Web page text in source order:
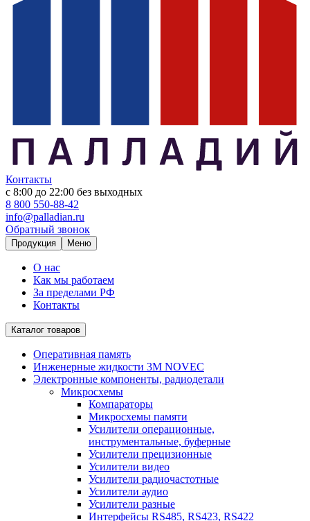
Контакты
с 8:00 до 22:00 без выходных
8 800 550-88-42
info@palladian.ru
Обратный звонок
Продукция Меню
О нас
Как мы работаем
За пределами РФ
Контакты
Каталог товаров
Оперативная память
Инженерные жидкости 3M NOVEC
Электронные компоненты, радиодетали
Микросхемы
Компараторы
Микросхемы памяти
Усилители операционные,
инструментальные, буферные
Усилители прецизионные
Усилители видео
Усилители радиочастотные
Усилители аудио
Усилители разные
Интерфейсы RS485, RS423, RS422